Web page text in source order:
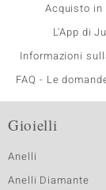
Acquisto in
L'App di
Informazioni
FAQ - Le
Gioielli
Anelli
Anelli Diamante